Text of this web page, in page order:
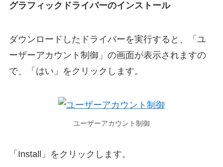
グラフィックドライバーのインストール
ダウンロードしたドライバーを実行すると、「ユ
ーザーアカウント制御」の画面が表示されますの
で、「はい」をクリックします。
ユーザーアカウント制御
「Install」をクリックします。